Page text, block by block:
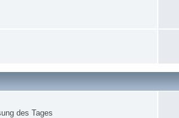
des Tages